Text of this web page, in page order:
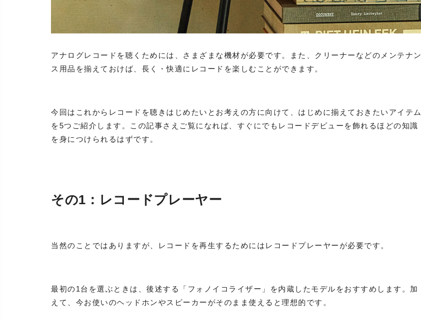
アナログレコードを聴くためには、さまざまな機材が必要です。また、クリーナーなどのメンテナン
ス用品を揃えておけば、長く・快適にレコードを楽しむことができます。
今回はこれからレコードを聴きはじめたいとお考えの方に向けて、はじめに揃えておきたいアイテム
を5つご紹介します。この記事さえご覧になれば、すぐにでもレコードデビューを飾れるほどの知識
を身につけられるはずです。
その1：レコードプレーヤー
当然のことではありますが、レコードを再生するためにはレコードプレーヤーが必要です。
最初の1台を選ぶときは、後述する「フォノイコライザー」を内蔵したモデルをおすすめします。加
えて、今お使いのヘッドホンやスピーカーがそのまま使えると理想的です。